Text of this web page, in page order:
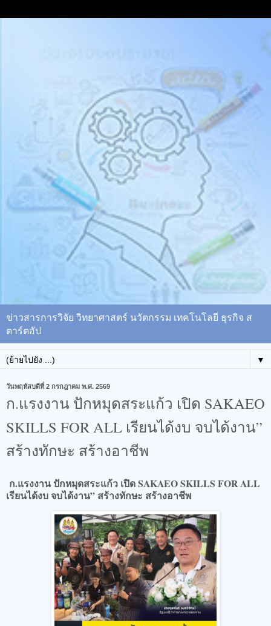
ข่าวสารการวิจัย วิทยาศาสตร์ นวัตกรรม เทคโนโลยี ธุรกิจ ส
ตาร์ตอัป
▼
วันพฤหัสบดีที่ 2 กรกฎาคม พ.ศ. 2569
ก.แรงงาน ปักหมุดสระแก้ว เปิด SAKAEO
SKILLS FOR ALL เรียนได้งบ จบได้งาน”
สร้างทักษะ สร้างอาชีพ
ก.แรงงาน ปักหมุดสระแก้ว เปิด SAKAEO SKILLS FOR ALL
เรียนได้งบ จบได้งาน” สร้างทักษะ สร้างอาชีพ